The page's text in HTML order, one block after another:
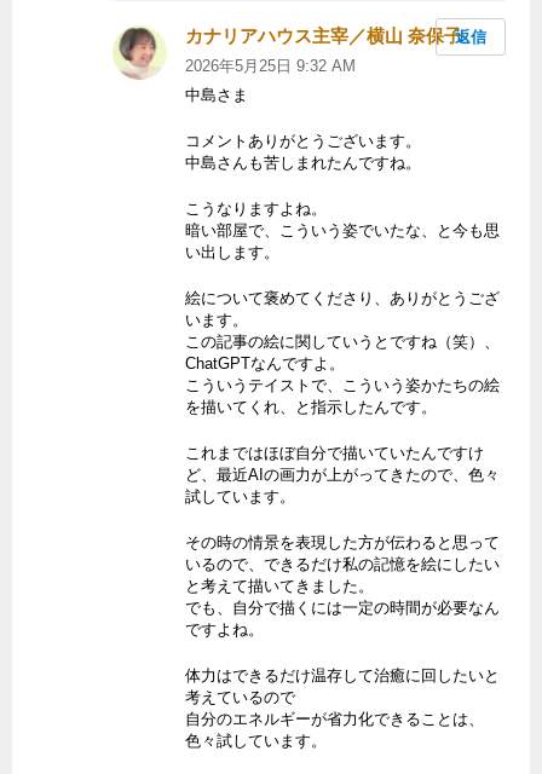
カナリアハウス主宰／横山 奈保子よ
り:
2026年5月25日 9:32 AM
中島さま
コメントありがとうございます。
中島さんも苦しまれたんですね。
こうなりますよね。
暗い部屋で、こういう姿でいたな、と今も思
い出します。
絵について褒めてくださり、ありがとうござ
います。
この記事の絵に関していうとですね（笑）、
ChatGPTなんですよ。
こういうテイストで、こういう姿かたちの絵
を描いてくれ、と指示したんです。
これまではほぼ自分で描いていたんですけ
ど、最近AIの画力が上がってきたので、色々
試しています。
その時の情景を表現した方が伝わると思って
いるので、できるだけ私の記憶を絵にしたい
と考えて描いてきました。
でも、自分で描くには一定の時間が必要なん
ですよね。
体力はできるだけ温存して治癒に回したいと
考えているので
自分のエネルギーが省力化できることは、
色々試しています。
返信